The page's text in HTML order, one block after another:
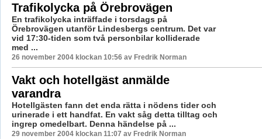
Trafikolycka på Örebrovägen
En trafikolycka inträffade i torsdags på
Örebrovägen utanför Lindesbergs centrum. Det var
vid 17:30-tiden som två personbilar kolliderade
med ...
26 november 2004 klockan 10:56 av Fredrik Norman
Vakt och hotellgäst anmälde
varandra
Hotellgästen fann det enda rätta i nödens tider och
urinerade i ett handfat. En vakt såg detta tilltag och
ingrep omedelbart. Denna händelse på ...
29 november 2004 klockan 11:07 av Fredrik Norman